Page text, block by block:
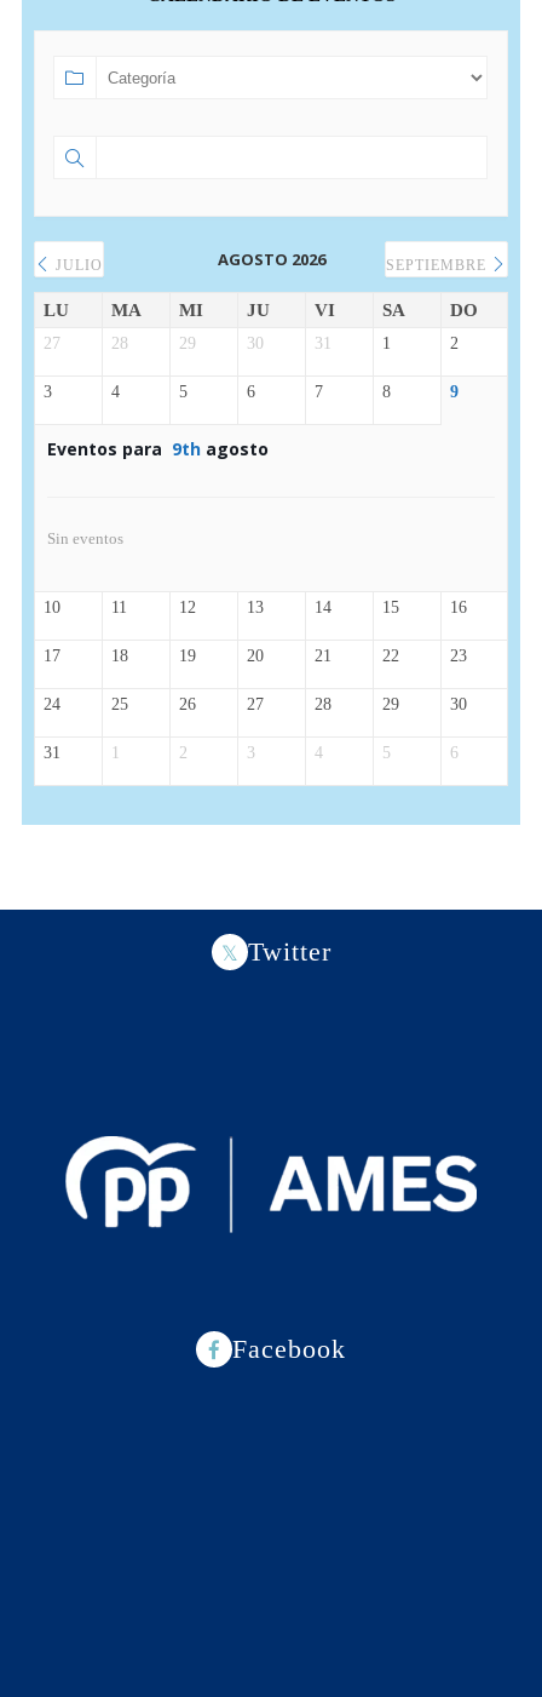
JULIO AGOSTO 2026 SEPTIEMBRE
LU MA MI JU VI SA DO
27 28 29 30 31 1 2
3 4 5 6 7 8 9
Eventos para 9thagosto
Sin eventos
10 11 12 13 14 15 16
17 18 19 20 21 22 23
24 25 26 27 28 29 30
31 1 2 3 4 5 6
Twitter
Facebook